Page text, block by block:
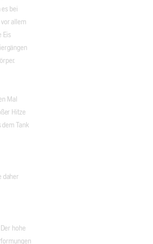
bei
allem
Eis
Mal
Hitze
dem Tank
daher
hohe